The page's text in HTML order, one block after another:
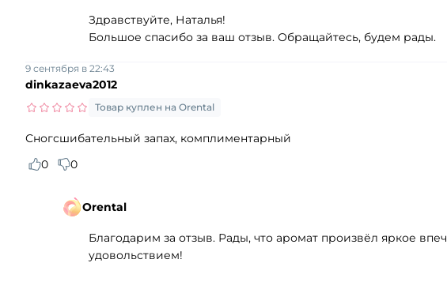
Здравствуйте, Наталья!
Большое спасибо за ваш отзыв. Обращайтесь, будем рады.
dinkazaeva2012
9 сентября в 22:43
Товар куплен на Orental
Сногсшибательный запах, комплиментарный
0
0
Orental
Благодарим за отзыв. Рады, что аромат произвёл яркое
удовольствием!